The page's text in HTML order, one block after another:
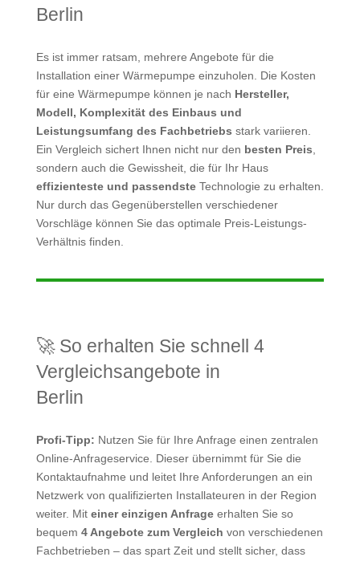
Berlin
Es ist immer ratsam, mehrere Angebote für die
Installation einer Wärmepumpe einzuholen. Die Kosten
für eine Wärmepumpe können je nach Hersteller,
Modell, Komplexität des Einbaus und
Leistungsumfang des Fachbetriebs stark variieren.
Ein Vergleich sichert Ihnen nicht nur den besten Preis
sondern auch die Gewissheit, die für Ihr Haus
effizienteste und passendsteTechnologie zu erhalten.
Nur durch das Gegenüberstellen verschiedener
Vorschläge können Sie das optimale Preis-Leistungs-
Verhältnis finden.
🚀 So erhalten Sie schnell 4
Vergleichsangebote in
Berlin
Profi-Tipp: Nutzen Sie für Ihre Anfrage einen zentralen
Online-Anfrageservice. Dieser übernimmt für Sie die
Kontaktaufnahme und leitet Ihre Anforderungen an ein
Netzwerk von qualifizierten Installateuren in der Region
weiter. Mit einer einzigen Anfrageerhalten Sie so
bequem 4 Angebote zum Vergleich von verschiedenen
Fachbetrieben – das spart Zeit und stellt sicher, dass